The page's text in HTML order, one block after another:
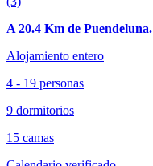
A 20.4 Km de Puendeluna.
Alojamiento entero
4 - 19 personas
9 dormitorios
15 camas